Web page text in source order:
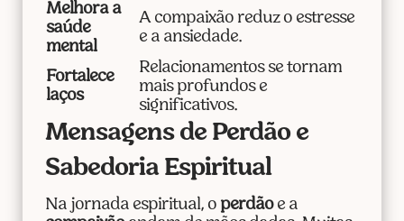
Melhora a
saúde
mental
A compaixão reduz o estresse
e a ansiedade.
Fortalece
laços
Relacionamentos se tornam
mais profundos e
significativos.
Mensagens de Perdão e
Sabedoria Espiritual
Na jornada espiritual, o perdãoe a